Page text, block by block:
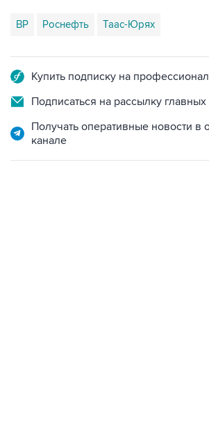
BP Роснефть Таас-Юрях
Купить подписку на
Подписаться на рассылку главных
Получать оперативные новости в
канале